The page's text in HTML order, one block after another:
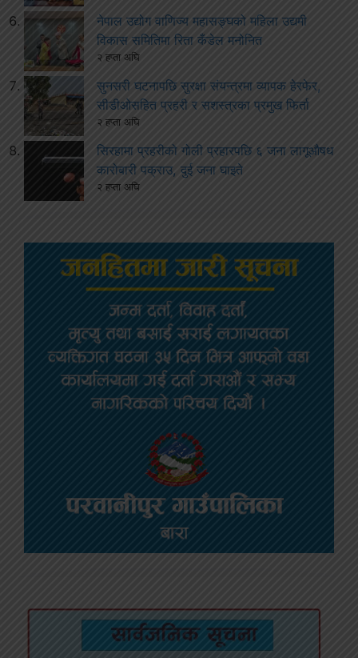
नेपाल उद्योग वाणिज्य महासङ्घको महिला उद्यमी
विकास समितिमा रिता कँडेल मनोनित
२ हप्ता अघि
सुनसरी घटनापछि सुरक्षा संयन्त्रमा व्यापक हेरफेर,
सीडीओसहित प्रहरी र सशस्त्रका प्रमुख फिर्ता
२ हप्ता अघि
सिरहामा प्रहरीको गोली प्रहारपछि ६ जना लागूऔषध
कारोबारी पक्राउ, दुई जना घाइते
२ हप्ता अघि